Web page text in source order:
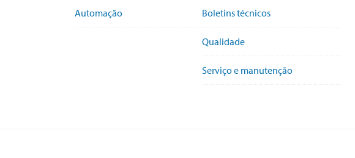
Automação Boletins técnicos
Qualidade
Serviço e manutenção